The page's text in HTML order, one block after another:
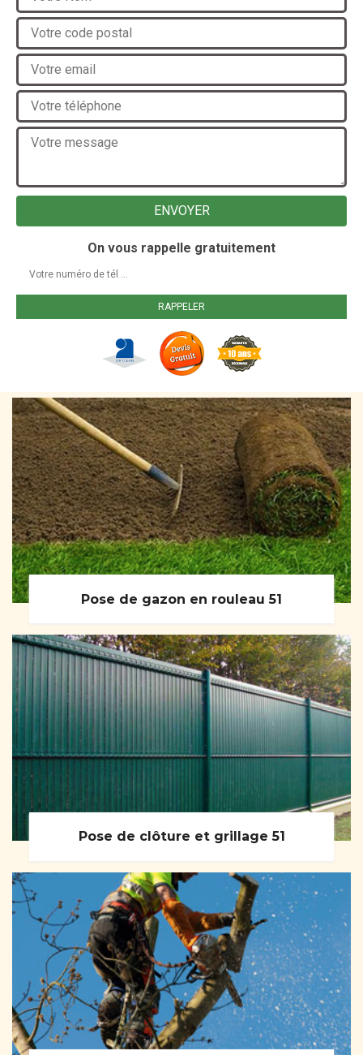
On vous rappelle gratuitement
Pose de gazon en rouleau 51
Pose de clôture et grillage 51